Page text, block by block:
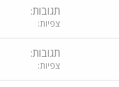
תגובות
צפיות
תגובות
צפיות